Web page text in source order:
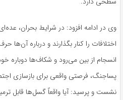
وی در ادامه افزود: در شرایط بحران،
اختلافات را کنار بگذارند و درباره آن‌ها
انسجام از بین می‌رود و شکاف‌ها دوباره
پساجنگ، فرصتی واقعی برای بازسازی
نشست و پرسید: آیا واقعاً گسل‌ها قابل